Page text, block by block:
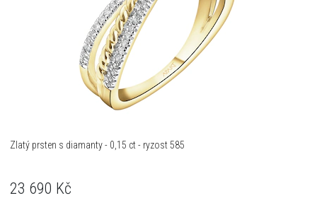
Zlatý prsten s diamanty - 0,15 ct - ryzost 585
23 690 Kč